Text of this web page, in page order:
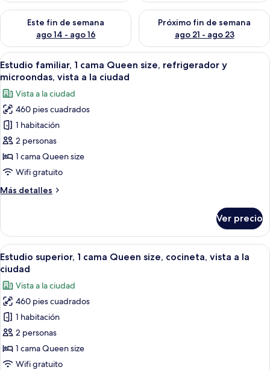
Este fin de semana
ago 14 - ago 16
Consulta la disponibilidad para este fin de semana ago 14 -
Próximo fin de semana
ago 21 - ago 23
Consulta la disponibilidad
Abrir
todas
las
fotos
de
Estudio
familiar,
1
cama
size,
microondas,
vista
a
la
ciudad
Habitación de hotel con cama,
16
Estudio familiar, 1 cama Queen size, refrigerador y
microondas, vista a la ciudad
Vista a la ciudad
460 pies cuadrados
1 habitación
2 personas
1 cama Queen size
Wifi gratuito
Más detalles
Más
familiar,
cama
Queen
refrigerador
y
microondas,
vista
a
ciudad
Ver precio
Abrir
todas
las
fotos
de
Estudio
superior,
1
cama
Habitación de hotel con una cama
14
Estudio superior, 1 cama Queen size, cocineta, vista a la
ciudad
Vista a la ciudad
460 pies cuadrados
1 habitación
2 personas
1 cama Queen size
Wifi gratuito